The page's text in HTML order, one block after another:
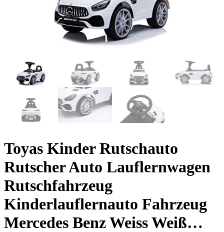
Toyas Kinder Rutschauto
Rutscher Auto Lauflernwagen
Rutschfahrzeug
Kinderlauflernauto Fahrzeug
Mercedes Benz Weiss Weiß…